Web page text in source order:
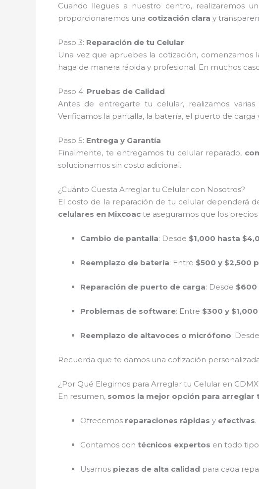
Cuando llegues a nuestro centro, realizaremos un
proporcionaremos una cotización clara y
Paso 3: Reparación de tu Celular
Una vez que apruebes la cotización, comenzamos
haga de manera rápida y profesional. En muchos
Paso 4: Pruebas de Calidad
Antes de entregarte tu celular, realizamos varias
Verificamos la pantalla, la batería, el puerto de carga
Paso 5: Entrega y Garantía
Finalmente, te entregamos tu celular reparado,
solucionamos sin costo adicional.
¿Cuánto Cuesta Arreglar tu Celular con Nosotros?
El costo de la reparación de tu celular dependerá
celulares en Mixcoac te aseguramos que los
Cambio de pantalla: Desde $1,000 hasta
Reemplazo de batería: Entre $500 y $2,500
Reparación de puerto de carga: Desde $600
Problemas de software: Entre $300 y
Reemplazo de altavoces o micrófono: Desde
Recuerda que te damos una cotización
¿Por Qué Elegirnos para Arreglar tu Celular en
En resumen, somos la mejor opción para arreglar
Ofrecemos reparaciones rápidas y efectivas.
Contamos con técnicos expertos en todo
Usamos piezas de alta calidad para cada